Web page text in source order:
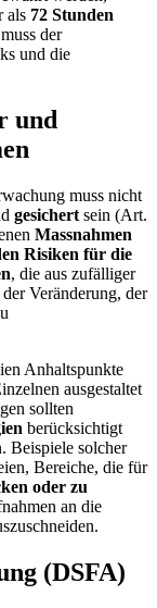
als 72 Stunden
der
und die
und
muss nicht
gesichert sein (Art.
Massnahmen
Risiken für die
, die aus zufälliger
Veränderung, der
Anhaltspunkte
ausgestaltet
sollten
berücksichtigt
Beispiele solcher
Bereiche, die für
oder zu
an die
(DSFA)